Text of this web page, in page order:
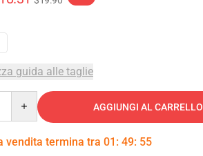
guida alle taglie
AGGIUNGI AL CARRELLO
vendita termina tra 01 : 49: 54